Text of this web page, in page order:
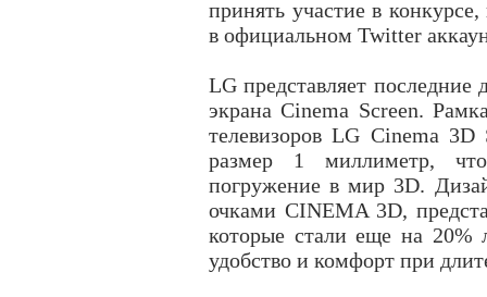
принять участие в
в официальном Twitter
LG представляет
экрана Cinema Screen.
телевизоров LG Cinema
размер 1 миллиметр,
погружение в мир 3D.
очками CINEMA 3D,
которые стали еще на 20%
удобство и комфорт при